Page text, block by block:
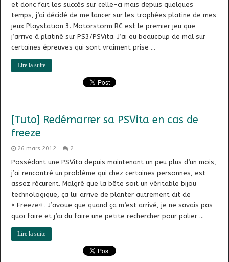
et donc fait les succès sur celle-ci mais depuis quelques
temps, j’ai décidé de me lancer sur les trophées platine de mes
jeux Playstation 3. Motorstorm RC est le premier jeu que
j’arrive à platiné sur PS3/PSVita. J’ai eu beaucoup de mal sur
certaines épreuves qui sont vraiment prise …
Lire la suite
[Tuto] Redémarrer sa PSVita en cas de
freeze
26 mars 2012 2
Possédant une PSVita depuis maintenant un peu plus d’un mois,
j’ai rencontré un problème qui chez certaines personnes, est
assez récurent. Malgré que la bête soit un véritable bijou
technologique, ça lui arrive de planter autrement dit de
« Freeze« . J’avoue que quand ça m’est arrivé, je ne savais pas
quoi faire et j’ai du faire une petite rechercher pour palier …
Lire la suite